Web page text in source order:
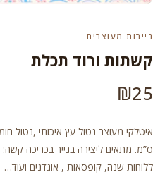
ניירות מעוצבים
קשתות ורוד תכלת
₪25
ס”מ. מתאים ליצירה בנייר בכריכה קשה:
ללוחות שנה, קופסאות , אוגדנים ועוד…